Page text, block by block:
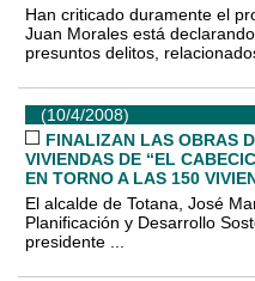
Han criticado duramente el
Juan Morales está
presuntos delitos,
(10/4/2008)
FINALIZAN LAS OBRAS
VIVIENDAS DE “EL
EN TORNO A LAS 150
El alcalde de Totana, José
Planificación y Desarrollo
presidente ...